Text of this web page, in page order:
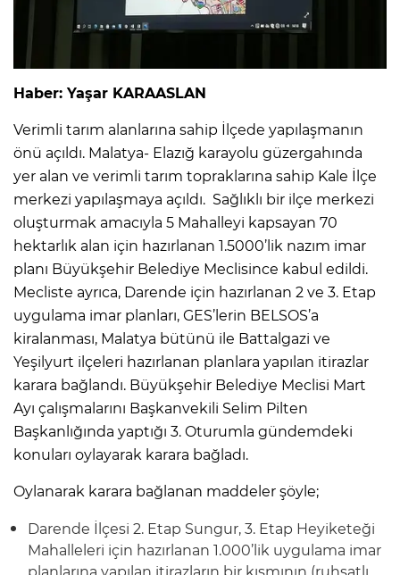
Haber: Yaşar KARAASLAN
Verimli tarım alanlarına sahip İlçede yapılaşmanın
önü açıldı. Malatya- Elazığ karayolu güzergahında
yer alan ve verimli tarım topraklarına sahip Kale İlçe
merkezi yapılaşmaya açıldı. Sağlıklı bir ilçe merkezi
oluşturmak amacıyla 5 Mahalleyi kapsayan 70
hektarlık alan için hazırlanan 1.5000’lik nazım imar
planı Büyükşehir Belediye Meclisince kabul edildi.
Mecliste ayrıca, Darende için hazırlanan 2 ve 3. Etap
uygulama imar planları, GES’lerin BELSOS’a
kiralanması, Malatya bütünü ile Battalgazi ve
Yeşilyurt ilçeleri hazırlanan planlara yapılan itirazlar
karara bağlandı. Büyükşehir Belediye Meclisi Mart
Ayı çalışmalarını Başkanvekili Selim Pilten
Başkanlığında yaptığı 3. Oturumla gündemdeki
konuları oylayarak karara bağladı.
Oylanarak karara bağlanan maddeler şöyle;
Darende İlçesi 2. Etap Sungur, 3. Etap Heyiketeği
Mahalleleri için hazırlanan 1.000’lik uygulama imar